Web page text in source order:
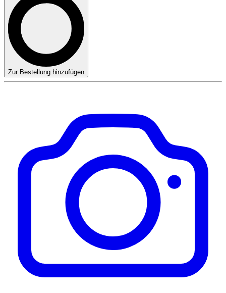
Zur Bestellung hinzufügen